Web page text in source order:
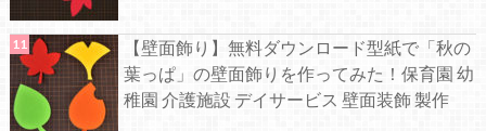
【壁面飾り】無料ダウンロード型紙で「秋の
葉っぱ」の壁面飾りを作ってみた！保育園 幼
稚園 介護施設 デイサービス 壁面装飾 製作